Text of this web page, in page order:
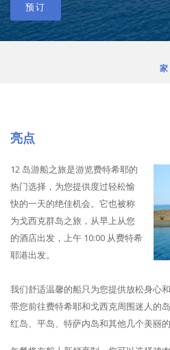
预订
家
亮点
12 岛游船之旅是游览费特希耶的
热门选择，为您提供度过轻松愉
快的一天的绝佳机会。它也被称
为戈西克群岛之旅，从早上从您
的酒店出发，上午 10:00 从费特希
耶港出发。
我们舒适温馨的船只为您提供放松身心
带您前往费特希耶和戈西克周围迷人的
红岛、平岛、特萨内岛和其他几个美丽的